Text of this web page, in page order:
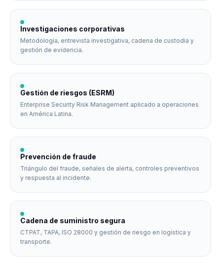
Investigaciones corporativas
Metodología, entrevista investigativa, cadena de custodia y
gestión de evidencia.
Gestión de riesgos (ESRM)
Enterprise Security Risk Management aplicado a operaciones
en América Latina.
Prevención de fraude
Triángulo del fraude, señales de alerta, controles preventivos
y respuesta al incidente.
Cadena de suministro segura
CTPAT, TAPA, ISO 28000 y gestión de riesgo en logística y
transporte.